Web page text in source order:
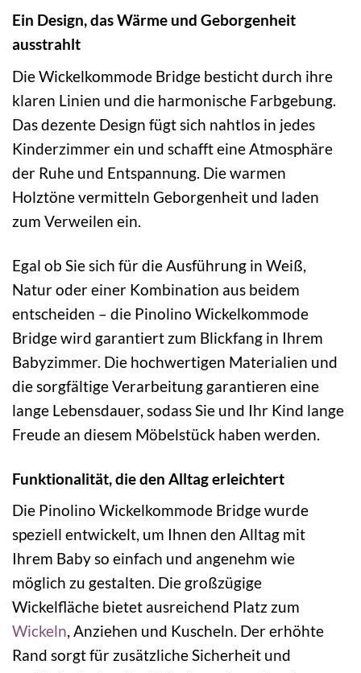
Ein Design, das Wärme und Geborgenheit
ausstrahlt
Die Wickelkommode Bridge besticht durch ihre
klaren Linien und die harmonische Farbgebung.
Das dezente Design fügt sich nahtlos in jedes
Kinderzimmer ein und schafft eine Atmosphäre
der Ruhe und Entspannung. Die warmen
Holztöne vermitteln Geborgenheit und laden
zum Verweilen ein.
Egal ob Sie sich für die Ausführung in Weiß,
Natur oder einer Kombination aus beidem
entscheiden – die Pinolino Wickelkommode
Bridge wird garantiert zum Blickfang in Ihrem
Babyzimmer. Die hochwertigen Materialien und
die sorgfältige Verarbeitung garantieren eine
lange Lebensdauer, sodass Sie und Ihr Kind lange
Freude an diesem Möbelstück haben werden.
Funktionalität, die den Alltag erleichtert
Die Pinolino Wickelkommode Bridge wurde
speziell entwickelt, um Ihnen den Alltag mit
Ihrem Baby so einfach und angenehm wie
möglich zu gestalten. Die großzügige
Wickelfläche bietet ausreichend Platz zum
Wickeln, Anziehen und Kuscheln. Der erhöhte
Rand sorgt für zusätzliche Sicherheit und